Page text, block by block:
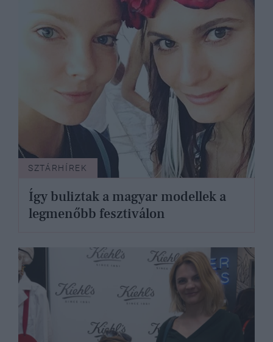
SZTÁRHÍREK
Így buliztak a magyar modellek a
legmenőbb fesztiválon